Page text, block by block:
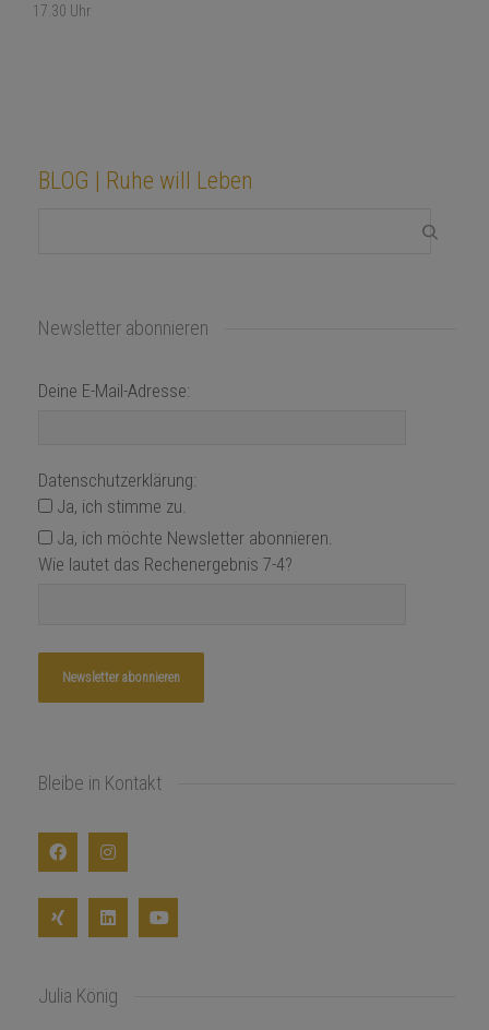
17.30 Uhr
BLOG | Ruhe will Leben
Newsletter abonnieren
Deine E-Mail-Adresse:
Datenschutzerklärung:
Ja, ich stimme zu.
Ja, ich möchte Newsletter abonnieren.
Wie lautet das Rechenergebnis 7-4?
Bleibe in Kontakt
Julia König